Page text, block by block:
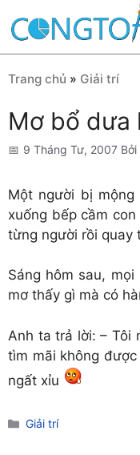
đến
Trang chủ » Giải trí
Mơ bổ dưa
9 Tháng Tư, 2007 Bởi
Một người bị
xuống bếp cầm
từng người rồi quay
Sáng hôm sau,
mơ thấy gì mà có
Anh ta trả lời: – Tôi
tìm mãi không
ngất xỉu
Danh
Giải trí